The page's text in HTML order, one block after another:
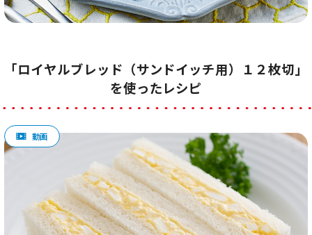
「ロイヤルブレッド（サンドイッチ用）１２枚切」
を使ったレシピ